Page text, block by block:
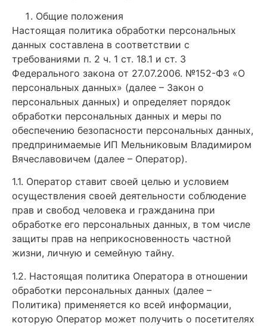
Общие положения
Настоящая политика обработки персональных
данных составлена в соответствии с
требованиями п. 2 ч. 1 ст. 18.1 и ст. 3
Федерального закона от 27.07.2006. №152-ФЗ «О
персональных данных» (далее – Закон о
персональных данных) и определяет порядок
обработки персональных данных и меры по
обеспечению безопасности персональных данных,
предпринимаемые ИП Мельниковым Владимиром
Вячеславовичем (далее – Оператор).
1.1. Оператор ставит своей целью и условием
осуществления своей деятельности соблюдение
прав и свобод человека и гражданина при
обработке его персональных данных, в том числе
защиты прав на неприкосновенность частной
жизни, личную и семейную тайну.
1.2. Настоящая политика Оператора в отношении
обработки персональных данных (далее –
Политика) применяется ко всей информации,
которую Оператор может получить о посетителях